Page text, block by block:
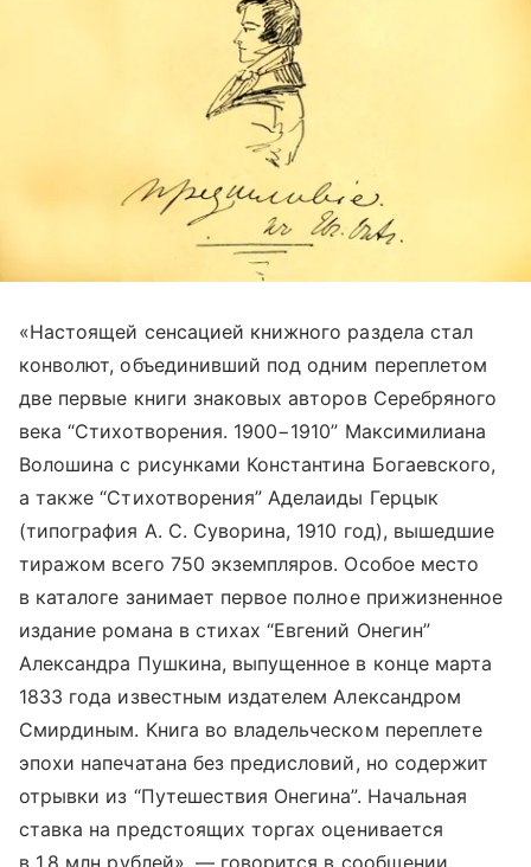
«Настоящей сенсацией книжного раздела стал
конволют, объединивший под одним переплетом
две первые книги знаковых авторов Серебряного
века “Стихотворения. 1900−1910” Максимилиана
Волошина с рисунками Константина Богаевского,
а также “Стихотворения” Аделаиды Герцык
(типография А. С. Суворина, 1910 год), вышедшие
тиражом всего 750 экземпляров. Особое место
в каталоге занимает первое полное прижизненное
издание романа в стихах “Евгений Онегин”
Александра Пушкина, выпущенное в конце марта
1833 года известным издателем Александром
Смирдиным. Книга во владельческом переплете
эпохи напечатана без предисловий, но содержит
отрывки из “Путешествия Онегина”. Начальная
ставка на предстоящих торгах оценивается